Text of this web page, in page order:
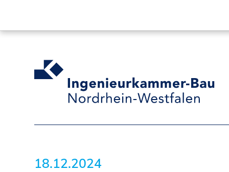
18.12.2024